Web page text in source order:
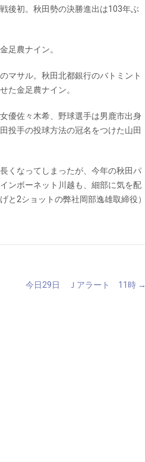
後初。秋田勢の決勝進出は103年ぶ
足農ナイン。
マサル。秋田北都銀行のバトミント
た金足農ナイン。
優佐々木希、野球選手は男鹿市出身
投手の投球方法の冠名をつけた山田
くなってしまったが、今年の秋田パ
ンボーネット川越も、細部に気を配
と2ショットの弊社岡部逸雄取締役）
今日29日 Ｊアラート 11時 →